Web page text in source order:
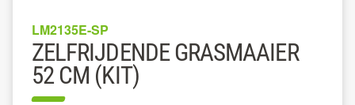
LM2135E-SP
ZELFRIJDENDE GRASMAAIER
52 CM (KIT)